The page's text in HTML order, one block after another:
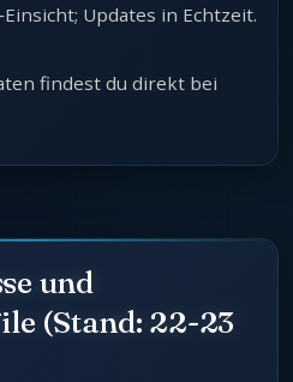
Updates in Echtzeit.
findest du direkt bei
und
(Stand: 22-23